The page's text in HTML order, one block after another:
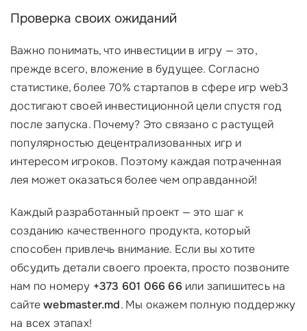
Проверка своих ожиданий
Важно понимать, что инвестиции в игру — это,
прежде всего, вложение в будущее. Согласно
статистике, более 70% стартапов в сфере игр web3
достигают своей инвестиционной цели спустя год
после запуска. Почему? Это связано с растущей
популярностью децентрализованных игр и
интересом игроков. Поэтому каждая потраченная
лея может оказаться более чем оправданной!
Каждый разработанный проект — это шаг к
созданию качественного продукта, который
способен привлечь внимание. Если вы хотите
обсудить детали своего проекта, просто позвоните
нам по номеру +373 601 066 66или запишитесь на
сайтеwebmaster.md. Мы окажем полную поддержку
на всех этапах!